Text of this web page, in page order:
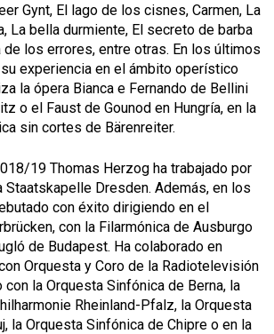
Gynt, El lago de los cisnes, Carmen, La
La bella durmiente, El secreto de barba
los errores, entre otras. En los últimos
experiencia en el ámbito operístico
la ópera Bianca e Fernando de Bellini
o el Faust de Gounod en Hungría, en la
sin cortes de Bärenreiter.
19 Thomas Herzog ha trabajado por
Staatskapelle Dresden. Además, en los
con éxito dirigiendo en el
con la Filarmónica de Ausburgo
de Budapest. Ha colaborado en
Orquesta y Coro de la Radiotelevisión
con la Orquesta Sinfónica de Berna, la
Rheinland-Pfalz, la Orquesta
la Orquesta Sinfónica de Chipre o en la